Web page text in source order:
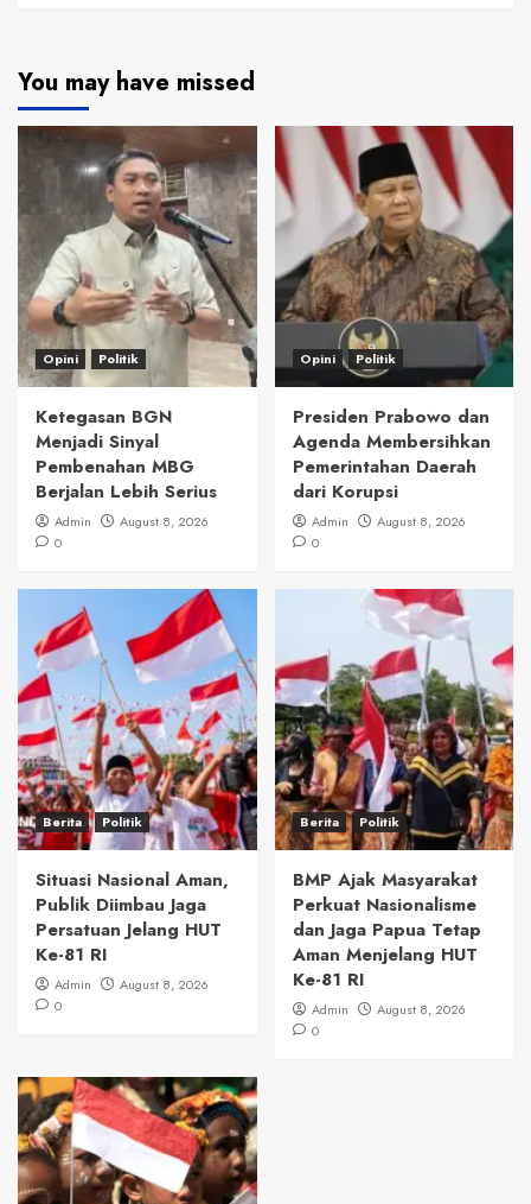
You may have missed
Opini Politik
Ketegasan BGN
Menjadi Sinyal
Pembenahan MBG
Berjalan Lebih Serius
Admin
August 8, 2026
0
Opini Politik
Presiden Prabowo dan
Agenda Membersihkan
Pemerintahan Daerah
dari Korupsi
Admin
August 8, 2026
0
Berita Politik
Situasi Nasional Aman,
Publik Diimbau Jaga
Persatuan Jelang HUT
Ke-81 RI
Admin
August 8, 2026
0
Berita Politik
BMP Ajak Masyarakat
Perkuat Nasionalisme
dan Jaga Papua Tetap
Aman Menjelang HUT
Ke-81 RI
Admin
August 8, 2026
0